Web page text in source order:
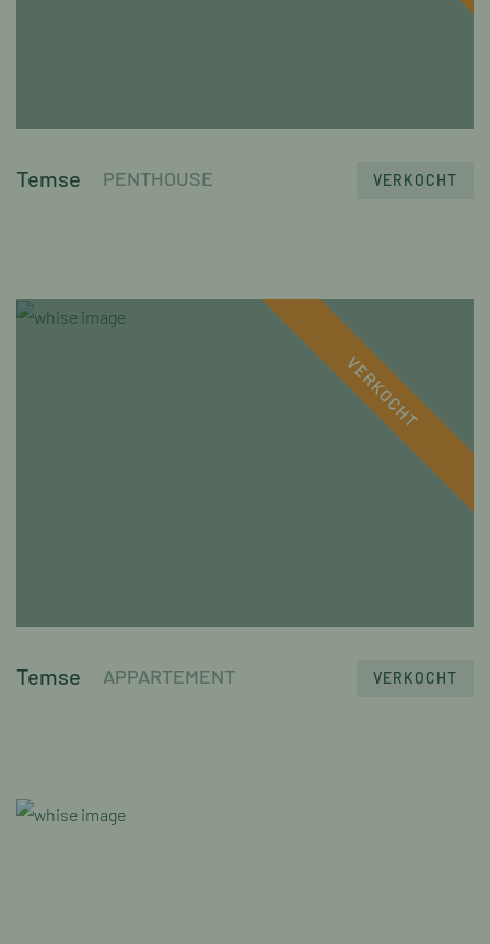
Temse PENTHOUSE VERKOCHT
Temse APPARTEMENT VERKOCHT